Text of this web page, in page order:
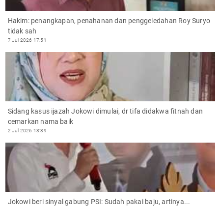
Hakim: penangkapan, penahanan dan penggeledahan Roy Suryo
tidak sah
7 Jul 2026 17:51
Sidang kasus ijazah Jokowi dimulai, dr tifa didakwa fitnah dan
cemarkan nama baik
2 Jul 2026 13:39
Jokowi beri sinyal gabung PSI: Sudah pakai baju, artinya...